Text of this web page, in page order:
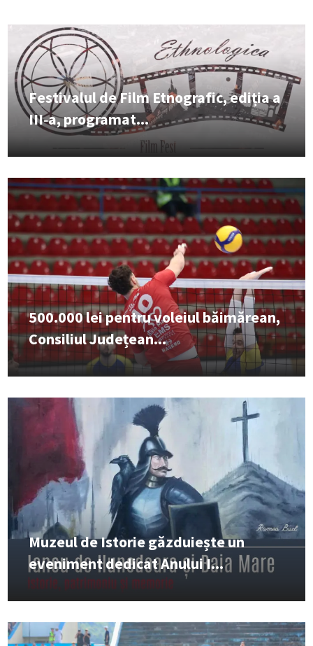
Festivalul de Film Etnografic, ediția a
III‑a, programat...
500.000 lei pentru voleiul băimărean,
Consiliul Județean...
Muzeul de Istorie găzduiește un
eveniment dedicat Anului I...